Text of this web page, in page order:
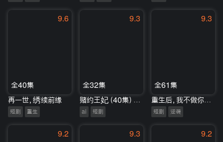
9.6
全40集
再一世，绣续前缘
短剧 重生
9.3
全32集
赌约王妃（40集）Ai短剧
ai 短剧
9.3
全61集
重生后，我不做你的盲盒妻
短剧 逆袭
9.2 9.3 9.2